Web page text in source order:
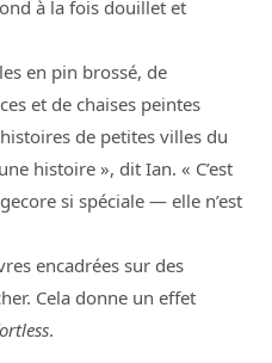
à la fois douillet et
en pin brossé, de
et de chaises peintes
de petites villes du
histoire », dit Ian. « C’est
si spéciale — elle n’est
encadrées sur des
Cela donne un effet
.